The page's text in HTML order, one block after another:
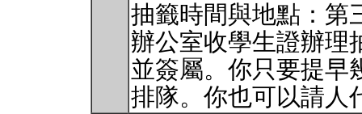
抽籤時間與地點：第
辦公室收學生證辦理
並簽屬。你只要提早
排隊。你也可以請人